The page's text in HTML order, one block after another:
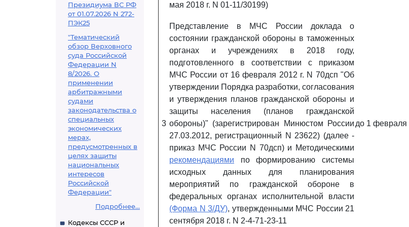
Президиума ВС РФ
от 01.07.2026 N 272-
ПЭК25
"Тематический
обзор Верховного
суда Российской
Федерации N
8/2026. О
применении
арбитражными
судами
законодательства о
специальных
экономических
мерах,
предусмотренных в
целях защиты
национальных
интересов
Российской
Федерации"
Подробнее...
Кодексы СССР и
мая 2018 г. N 01-11/30199)
3
Представление в МЧС России доклада о
состоянии гражданской обороны в таможенных
органах и учреждениях в 2018 году,
подготовленного в соответствии с приказом
МЧС России от 16 февраля 2012 г. N 70дсп "Об
утверждении Порядка разработки, согласования
и утверждения планов гражданской обороны и
защиты населения (планов гражданской
обороны)" (зарегистрирован Минюстом России
27.03.2012, регистрационный N 23622) (далее -
приказ МЧС России N 70дсп) и Методическими
рекомендациями по формированию системы
исходных данных для планирования
мероприятий по гражданской обороне в
федеральных органах исполнительной власти
(Форма N 3/ДУ), утвержденными МЧС России 21
сентября 2018 г. N 2-4-71-23-11
до 1 февраля